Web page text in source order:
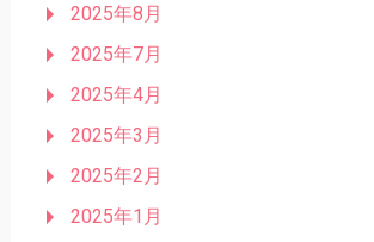
2025年8月
2025年7月
2025年4月
2025年3月
2025年2月
2025年1月